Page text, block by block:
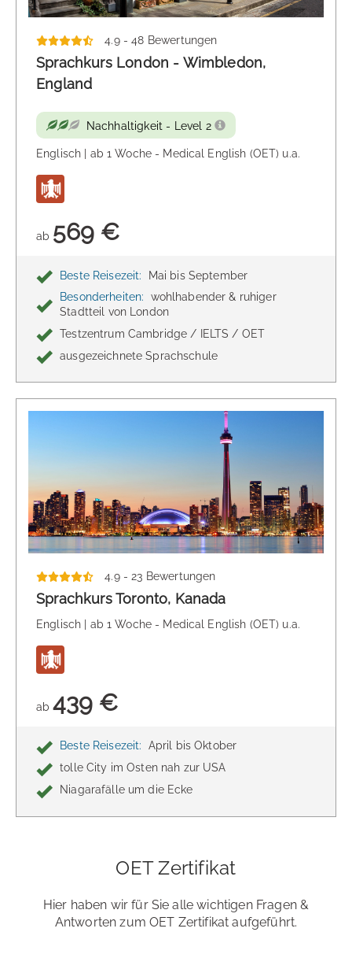
4.9 - 48 Bewertungen
Sprachkurs London - Wimbledon,
England
Nachhaltigkeit - Level 2
Englisch | ab 1 Woche - Medical English (OET) u.a.
ab 569 €
Beste Reisezeit:
Mai bis September
Besonderheiten:
wohlhabender & ruhiger
Stadtteil von London
Testzentrum Cambridge / IELTS / OET
ausgezeichnete Sprachschule
4.9 - 23 Bewertungen
Sprachkurs Toronto, Kanada
Englisch | ab 1 Woche - Medical English (OET) u.a.
ab439 €
Beste Reisezeit:
April bis Oktober
tolle City im Osten nah zur USA
Niagarafälle um die Ecke
OET Zertifikat
Hier haben wir für Sie alle wichtigen Fragen &
Antworten zum OET Zertifikat aufgeführt.